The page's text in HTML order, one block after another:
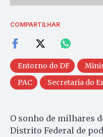
COMPARTILHAR
Entorno do DF
PAC
Secretaria do
O sonho de milhares
Distrito Federal de